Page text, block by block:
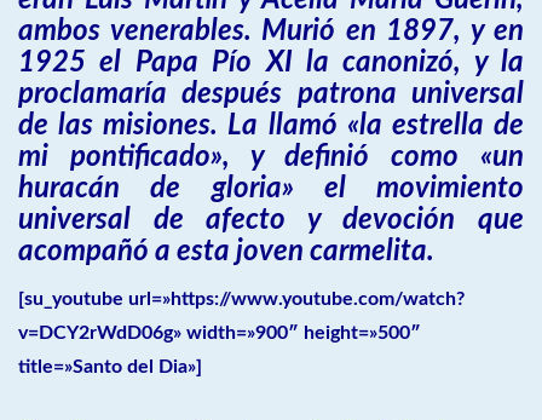
ambos venerables. Murió en 1897, y en
1925 el Papa Pío XI la canonizó, y la
proclamaría después patrona universal
de las misiones. La llamó «la estrella de
mi pontificado», y definió como «un
huracán de gloria» el movimiento
universal de afecto y devoción que
acompañó a esta joven carmelita.
[su_youtube url=»https://www.youtube.com/watch?
v=DCY2rWdD06g» width=»900″ height=»500″
title=»Santo del Dia»]